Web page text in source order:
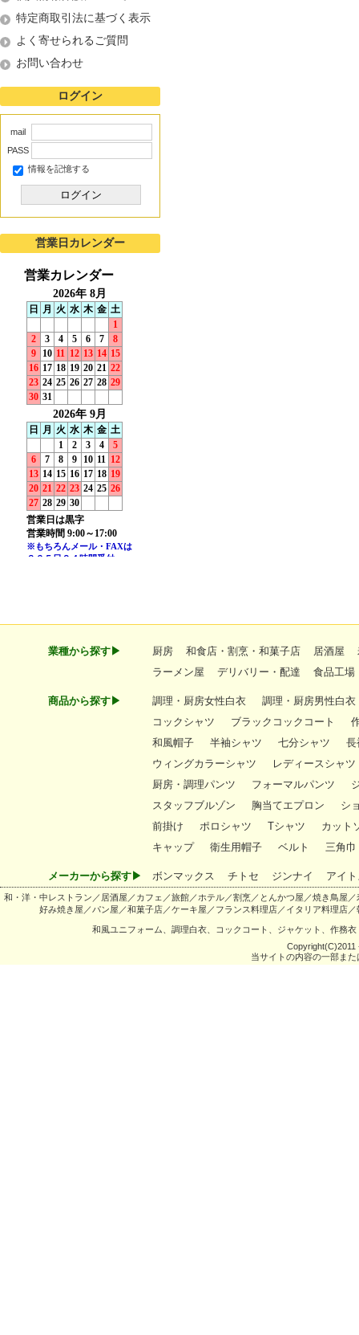
特定商取引法に基づく表示
よく寄せられるご質問
お問い合わせ
ログイン
mail
PASS
情報を記憶する
ログイン
営業日カレンダー
業種から探す▶ 厨房 和食店・割烹・和菓子店 居酒屋
ラーメン屋
デリバリー・配達 食品工場
商品から探す▶ 調理・厨房女性白衣
調理・厨房男性白衣
コックシャツ
ブラックコックコート
和風帽子
半袖シャツ 七分シャツ
長
ウィングカラーシャツ
レディースシャツ
厨房・調理パンツ
フォーマルパンツ
スタッフブルゾン
胸当てエプロン
シ
前掛け
ポロシャツ Tシャツ
カット
キャップ
衛生用帽子 ベルト 三角巾
メーカーから探す▶ ボンマックス チトセ ジンナイ アイ
和・洋・中レストラン／居酒屋／カフェ／旅館／ホテル／割烹／とんかつ屋／焼き鳥屋
好み焼き屋／パン屋／和菓子店／ケーキ屋／フランス料理店／イタリア料理店
和風ユニフォーム、調理白衣、コックコート、ジャケット、作務
Copyright(C)2011
当サイトの内容の一部ま